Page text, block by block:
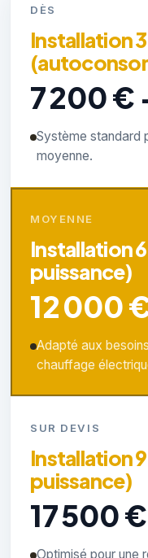
DÈS
Installation
7 200 €
Système standard
moyenne.
MOYENNE
Installation
puissance)
12 000
Adapté aux
chauffage
SUR DEVIS
Installation
puissance)
17 500
Optimisé pour une